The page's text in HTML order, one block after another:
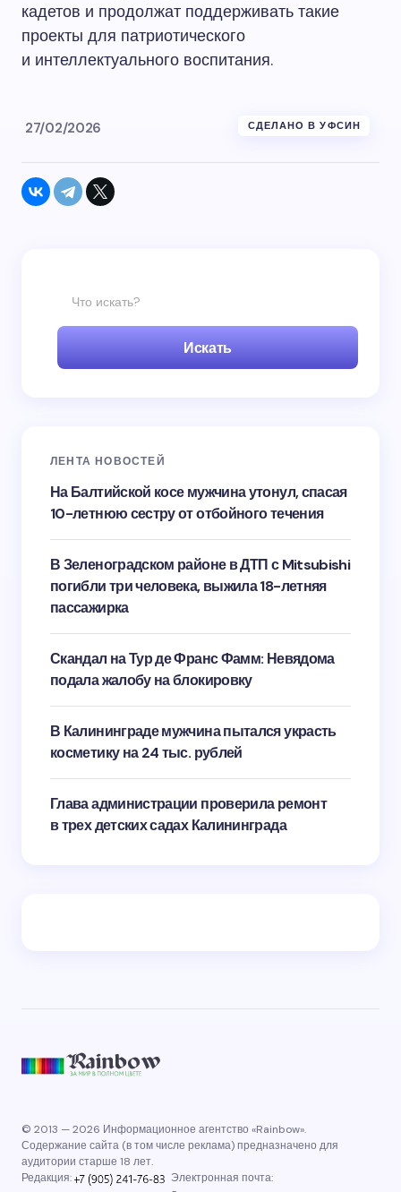
кадетов и продолжат поддерживать такие
проекты для патриотического
и интеллектуального воспитания.
27/02/2026 СДЕЛАНО В УФСИН
Искать
ЛЕНТА НОВОСТЕЙ
На Балтийской косе мужчина утонул, спасая
10-летнюю сестру от отбойного течения
В Зеленоградском районе в ДТП с Mitsubishi
погибли три человека, выжила 18-летняя
пассажирка
Скандал на Тур де Франс Фамм: Невядома
подала жалобу на блокировку
В Калининграде мужчина пытался украсть
косметику на 24 тыс. рублей
Глава администрации проверила ремонт
в трех детских садах Калининграда
© 2013 — 2026 Информационное агентство «Rainbow».
Содержание сайта (в том числе реклама) предназначено для
аудитории старше 18 лет.
Редакция:
Электронная почта: